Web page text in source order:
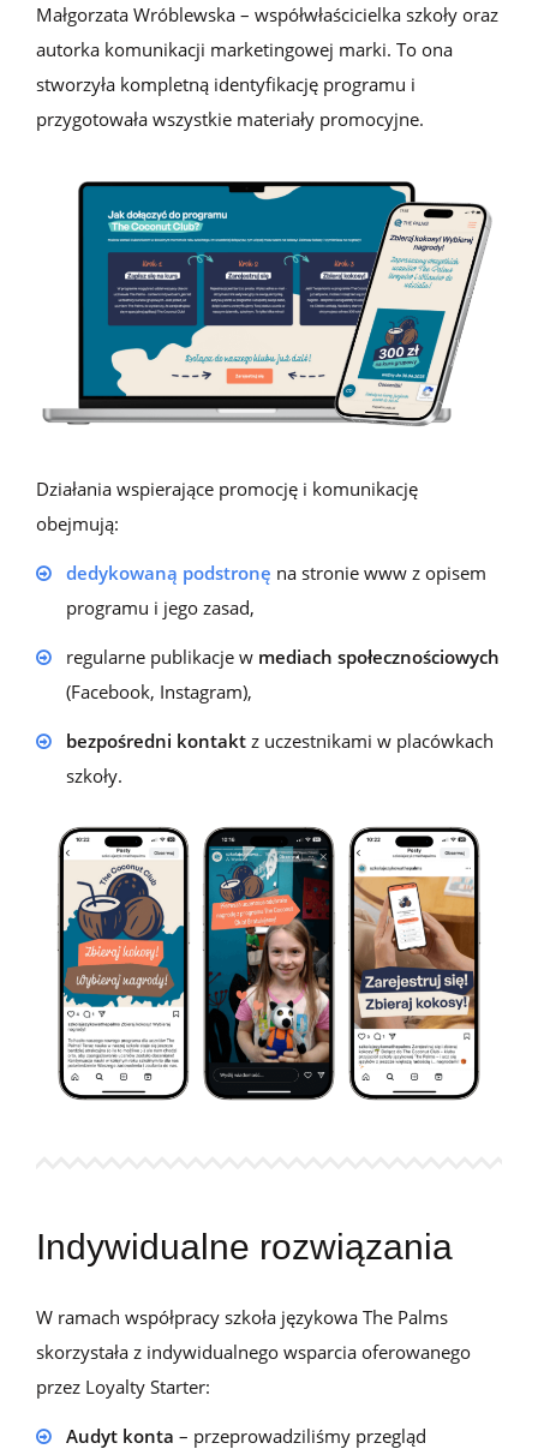
Małgorzata Wróblewska – współwłaścicielka szkoły oraz
autorka komunikacji marketingowej marki. To ona
stworzyła kompletną identyfikację programu i
przygotowała wszystkie materiały promocyjne.
Działania wspierające promocję i komunikację
obejmują:
dedykowaną podstronę na stronie www z opisem
programu i jego zasad,
regularne publikacje w mediach społecznościowych
(Facebook, Instagram),
bezpośredni kontakt z uczestnikami w placówkach
szkoły.
Indywidualne rozwiązania
W ramach współpracy szkoła językowa The Palms
skorzystała z indywidualnego wsparcia oferowanego
przez Loyalty Starter:
Audyt konta – przeprowadziliśmy przegląd